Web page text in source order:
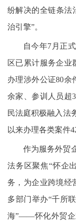
纷解决的全链条法
治引擎”。
自今年7月正
区已累计服务企业
办理涉外公证80余
余家、参训人员超
民法庭积极融入法
以来办理各类案件
作为服务外贸
法务区聚焦“怀企
务，为企业跨境经
多部门举办“千所
海”——怀化外贸企